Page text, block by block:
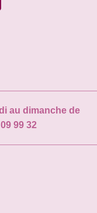
au dimanche de
99 32